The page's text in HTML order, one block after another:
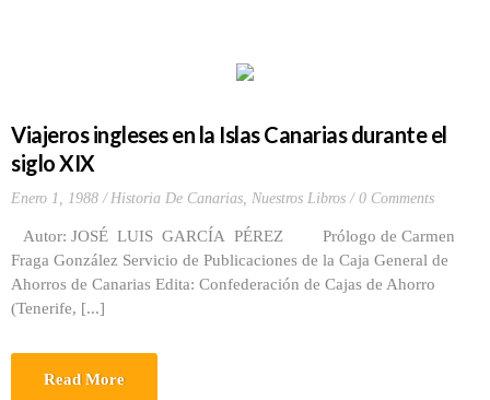
Viajeros ingleses en la Islas Canarias durante el
siglo XIX
Enero 1, 1988 Historia De Canarias, Nuestros Libros 0 Comments
Autor: JOSÉ LUIS GARCÍA PÉREZ Prólogo de Carmen
Fraga González Servicio de Publicaciones de la Caja General de
Ahorros de Canarias Edita: Confederación de Cajas de Ahorro
(Tenerife, [...]
Read More